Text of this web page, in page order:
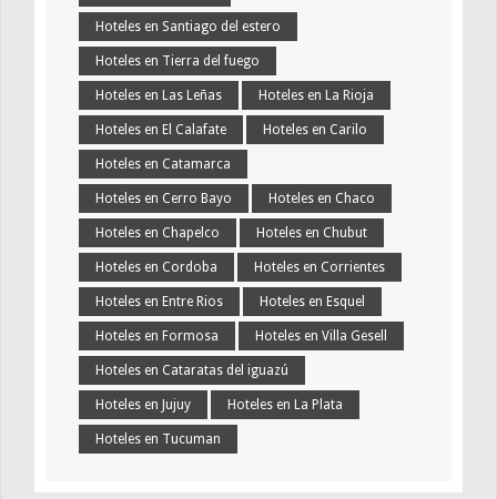
Hoteles en Santiago del estero
Hoteles en Tierra del fuego
Hoteles en Las Leñas Hoteles en La Rioja
Hoteles en El Calafate Hoteles en Carilo
Hoteles en Catamarca
Hoteles en Cerro Bayo Hoteles en Chaco
Hoteles en Chapelco Hoteles en Chubut
Hoteles en Cordoba Hoteles en Corrientes
Hoteles en Entre Rios Hoteles en Esquel
Hoteles en Formosa Hoteles en Villa Gesell
Hoteles en Cataratas del iguazú
Hoteles en Jujuy Hoteles en La Plata
Hoteles en Tucuman